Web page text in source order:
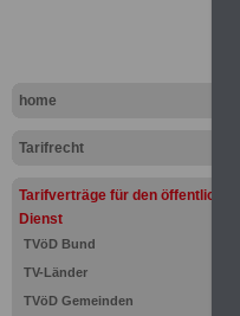
home
Tarifrecht
Tarifverträge für den öffentlichen
Dienst
TVöD Bund
TV-Länder
TVöD Gemeinden